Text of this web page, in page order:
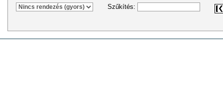
Szűkítés: